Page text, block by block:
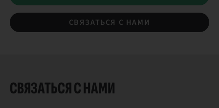
СВЯЗАТЬСЯ С НАМИ
СВЯЗАТЬСЯ С НАМИ